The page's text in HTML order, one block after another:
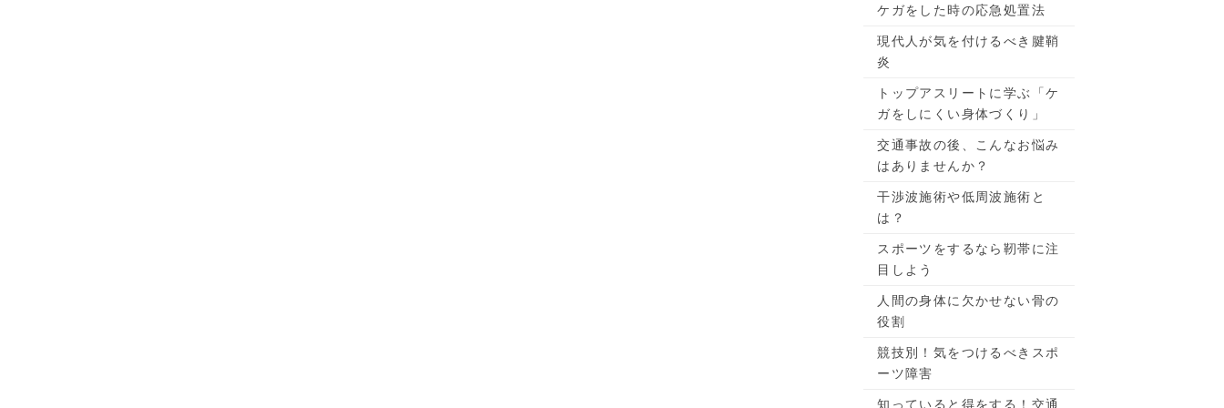
ケガをした時の応急処置法
現代人が気を付けるべき腱鞘
炎
トップアスリートに学ぶ「ケ
ガをしにくい身体づくり」
交通事故の後、こんなお悩み
はありませんか？
干渉波施術や低周波施術と
は？
スポーツをするなら靭帯に注
目しよう
人間の身体に欠かせない骨の
役割
競技別！気をつけるべきスポ
ーツ障害
知っていると得をする！交通